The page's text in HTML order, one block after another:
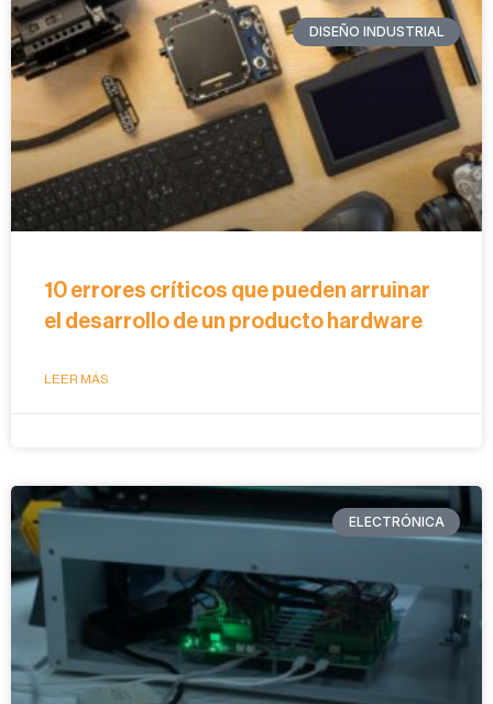
DISEÑO INDUSTRIAL
10 errores críticos que pueden arruinar
el desarrollo de un producto hardware
LEER MÁS
ELECTRÓNICA